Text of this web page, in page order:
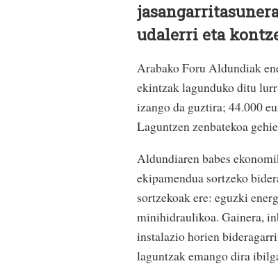
udalerri eta
Arabako Foru Aldundiak
ekintzak lagunduko ditu
izango da guztira; 44.000
Laguntzen zenbatekoa
Aldundiaren babes
ekipamendua sortzeko
sortzekoak ere: eguzki
minihidraulikoa. Gainera,
instalazio horien
laguntzak emango dira